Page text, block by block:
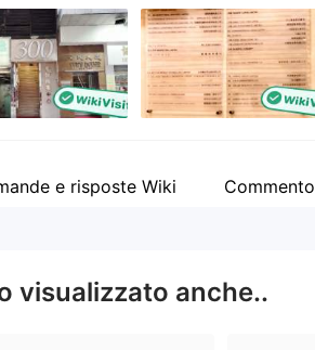
e risposte Wiki Commento
visualizzato anche..